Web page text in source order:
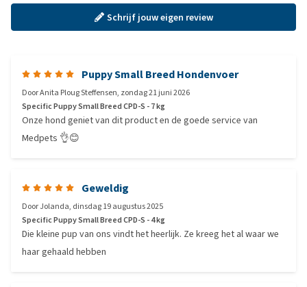
Schrijf jouw eigen review
Puppy Small Breed Hondenvoer
DoorAnita Ploug Steffensen, zondag 21 juni 2026
Specific Puppy Small Breed CPD-S - 7 kg
Onze hond geniet van dit product en de goede service van
Medpets 👌😊
Geweldig
DoorJolanda, dinsdag 19 augustus 2025
Specific Puppy Small Breed CPD-S - 4 kg
Die kleine pup van ons vindt het heerlijk. Ze kreeg het al waar we
haar gehaald hebben